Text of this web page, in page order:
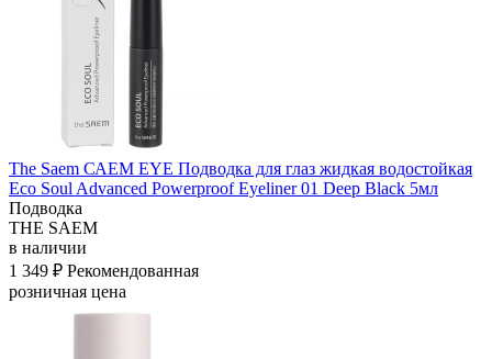
The Saem САЕМ EYE Подводка для глаз жидкая водостойкая
Eco Soul Advanced Powerproof Eyeliner 01 Deep Black 5мл
Подводка
THE SAEM
в наличии
1 349 ₽ Рекомендованная
розничная цена